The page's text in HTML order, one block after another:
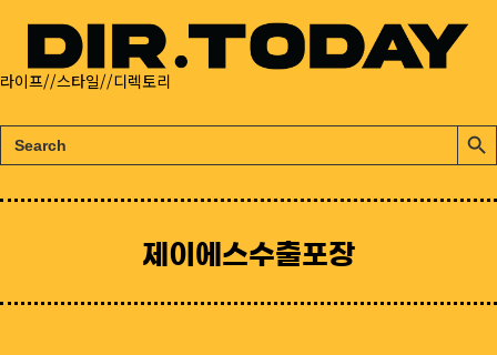
라이프//스타일//디렉토리
검
색:
검
색
튼
제이에스수출포장